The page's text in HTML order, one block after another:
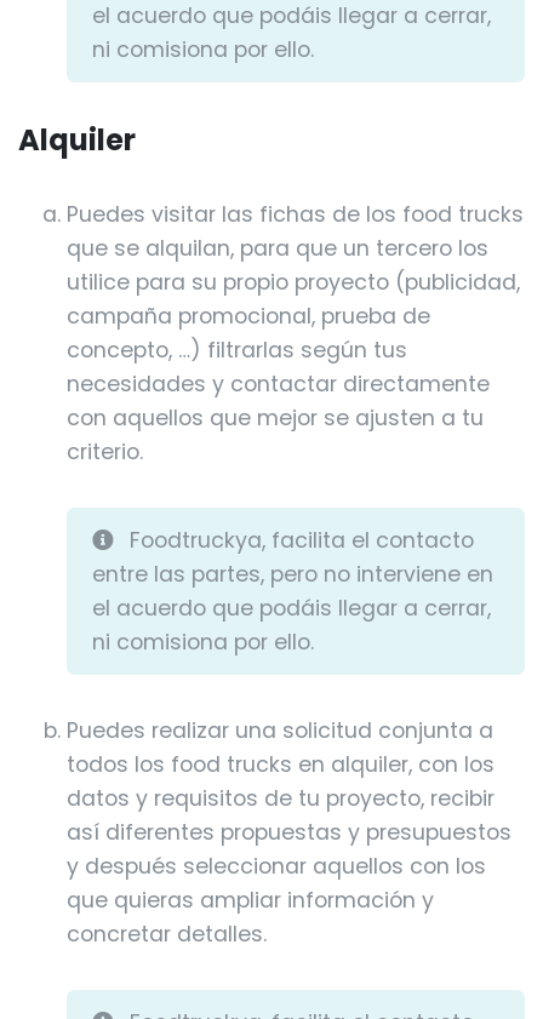
el acuerdo que podáis llegar a cerrar,
ni comisiona por ello.
Alquiler
Puedes visitar las fichas de los food trucks
que se alquilan, para que un tercero los
utilice para su propio proyecto (publicidad,
campaña promocional, prueba de
concepto, …) filtrarlas según tus
necesidades y contactar directamente
con aquellos que mejor se ajusten a tu
criterio.
Foodtruckya, facilita el contacto
entre las partes, pero no interviene en
el acuerdo que podáis llegar a cerrar,
ni comisiona por ello.
Puedes realizar una solicitud conjunta a
todos los food trucks en alquiler, con los
datos y requisitos de tu proyecto, recibir
así diferentes propuestas y presupuestos
y después seleccionar aquellos con los
que quieras ampliar información y
concretar detalles.